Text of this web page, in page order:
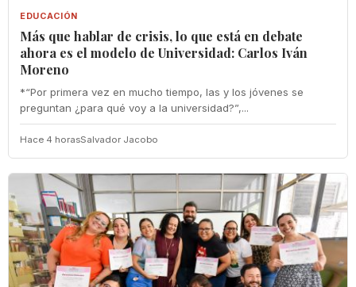
EDUCACIÓN
Más que hablar de crisis, lo que está en debate
ahora es el modelo de Universidad: Carlos Iván
Moreno
*“Por primera vez en mucho tiempo, las y los jóvenes se
preguntan ¿para qué voy a la universidad?”,...
Hace 4 horasSalvador Jacobo